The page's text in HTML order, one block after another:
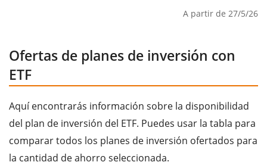
A partir de 27/5/26
Ofertas de planes de inversión con
ETF
Aquí encontrarás información sobre la disponibilidad
del plan de inversión del ETF. Puedes usar la tabla para
comparar todos los planes de inversión ofertados para
la cantidad de ahorro seleccionada.